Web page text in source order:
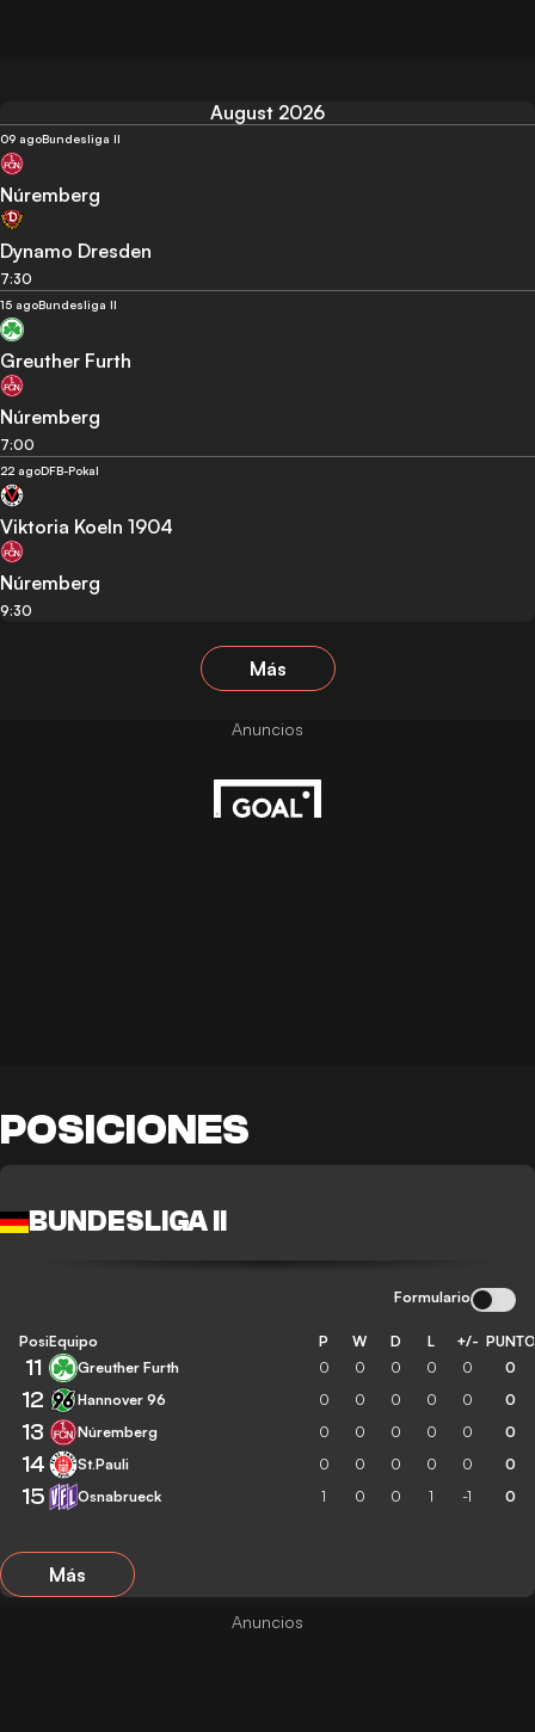
August 2026
09 agoBundesliga II
Núremberg
Dynamo Dresden
7:30
15 agoBundesliga II
Greuther Furth
Núremberg
7:00
22 agoDFB-Pokal
Viktoria Koeln 1904
Núremberg
9:30
Más
POSICIONES
BUNDESLIGA II
Formulario
Posición
Equipo P W D L +/-
11 Greuther Furth 0 0 0 0 0 0
12 Hannover 96 0 0 0 0 0 0
13 Núremberg 0 0 0 0 0 0
14 St.Pauli 0 0 0 0 0 0
15 Osnabrueck 1 0 0 1 -1 0
Más